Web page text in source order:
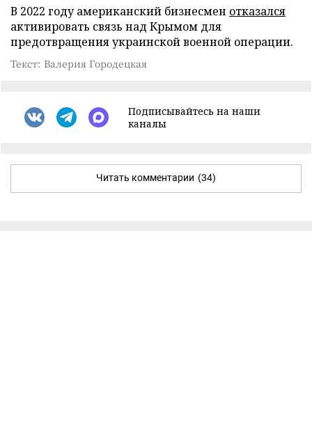
В 2022 году американский бизнесмен отказался
активировать связь над Крымом для
предотвращения украинской военной операции.
Текст: Валерия Городецкая
Подписывайтесь на наши
каналы
Читать комментарии (34)